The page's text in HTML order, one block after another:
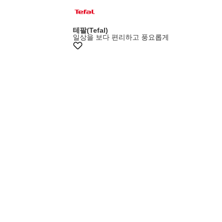
+10%쿠폰
테팔(Tefal)
일상을 보다 편리하고 풍요롭게